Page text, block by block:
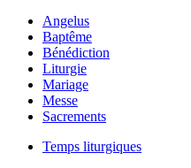
Angelus
Baptême
Bénédiction
Liturgie
Mariage
Messe
Sacrements
Temps liturgiques